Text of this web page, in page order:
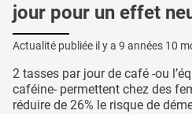
jour pour un effet
Actualité publiée il y a 9 années 10
2 tasses par jour de café -ou
caféine- permettent chez des
réduire de 26% le risque de